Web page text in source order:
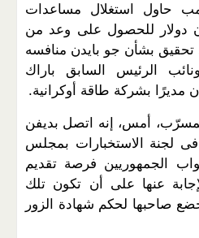
حاول استغلال مساعدات
بقيمة 400 مليون دولار للحصول على وعد من
تحقيق بشأن جو بايدن منافسه
الرئيس السابق باراك
مديرًا بشركة طاقة أوكرانية.
أمس، إنه اتصل بديفن
فى لجنة الاستخبارات بمجلس
الجمهوريين فرصة تقديم
عنها على أن تكون تلك
صاحبها لحكم شهادة الزور